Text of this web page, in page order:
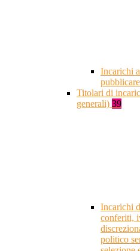
Incarichi
Titolari di
generali) 39
Incarichi
conferiti,
politico